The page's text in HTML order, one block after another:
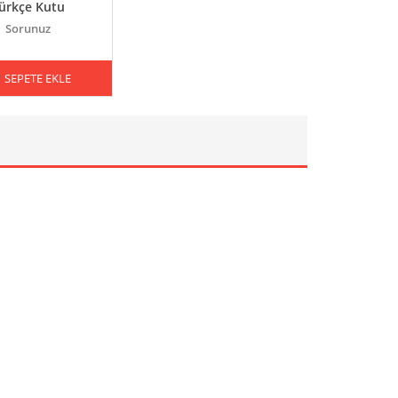
Kutu
Sorunuz
SEPETE EKLE